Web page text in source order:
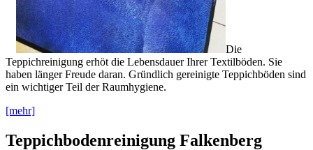
Die
Teppichreinigung erhöt die Lebensdauer Ihrer Textilböden. Sie
haben länger Freude daran. Gründlich gereinigte Teppichböden sind
ein wichtiger Teil der Raumhygiene.
[mehr]
Teppichbodenreinigung Falkenberg